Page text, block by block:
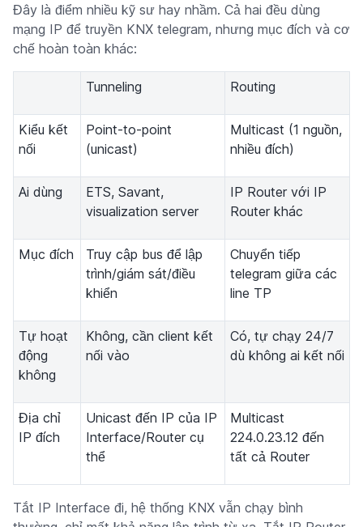
Đây là điểm nhiều kỹ sư hay nhầm. Cả hai đều dùng
mạng IP để truyền KNX telegram, nhưng mục đích và cơ
chế hoàn toàn khác:
Tunneling Routing
Kiểu kết
nối
Point-to-point
(unicast)
Multicast (1 nguồn,
nhiều đích)
Ai dùng
ETS, Savant,
visualization server
IP Router với IP
Router khác
Mục đích
Truy cập bus để lập
trình/giám sát/điều
khiển
Chuyển tiếp
telegram giữa các
line TP
Tự hoạt
động
không
Không, cần client kết
nối vào
Có, tự chạy 24/7
dù không ai kết nối
Địa chỉ
IP đích
Unicast đến IP của IP
Interface/Router cụ
thể
Multicast
224.0.23.12 đến
tất cả Router
Tắt IP Interface đi, hệ thống KNX vẫn chạy bình